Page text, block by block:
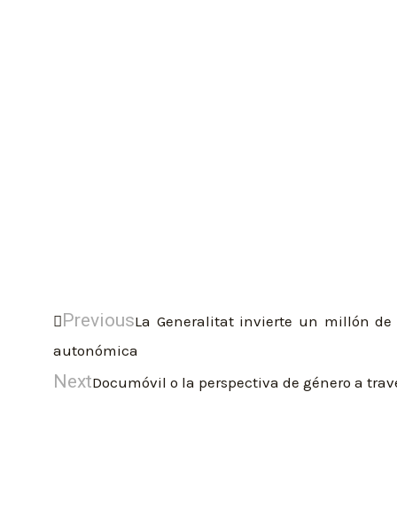
PreviousLa Generalitat invierte un millón
autonómica
NextDocumóvil o la perspectiva de género a